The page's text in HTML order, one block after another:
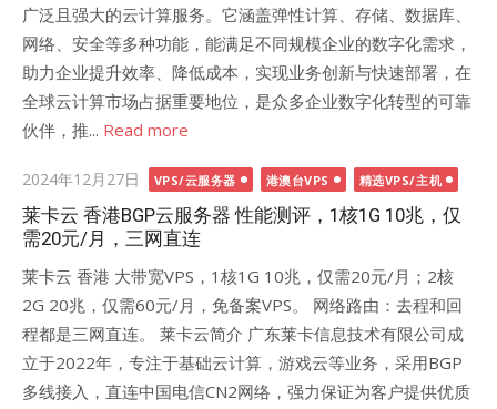
广泛且强大的云计算服务。它涵盖弹性计算、存储、数据库、
网络、安全等多种功能，能满足不同规模企业的数字化需求，
助力企业提升效率、降低成本，实现业务创新与快速部署，在
全球云计算市场占据重要地位，是众多企业数字化转型的可靠
伙伴，推... Read more
Posted
on
2024年12月27日 VPS/云服务器 港澳台VPS 精选VPS/主机
莱卡云 香港BGP云服务器 性能测评，1核1G 10兆，仅
需20元/月，三网直连
莱卡云 香港 大带宽VPS，1核1G 10兆，仅需20元/月；2核
2G 20兆，仅需60元/月，免备案VPS。 网络路由：去程和回
程都是三网直连。 莱卡云简介 广东莱卡信息技术有限公司成
立于2022年，专注于基础云计算，游戏云等业务，采用BGP
多线接入，直连中国电信CN2网络，强力保证为客户提供优质